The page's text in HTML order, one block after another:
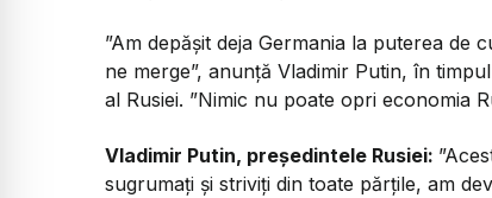
”Am depășit deja Germania la puterea de
ne merge”, anunță Vladimir Putin, în
al Rusiei. ”Nimic nu poate opri economia
Vladimir Putin, președintele Rusiei:
sugrumați și striviți din toate părțile, am